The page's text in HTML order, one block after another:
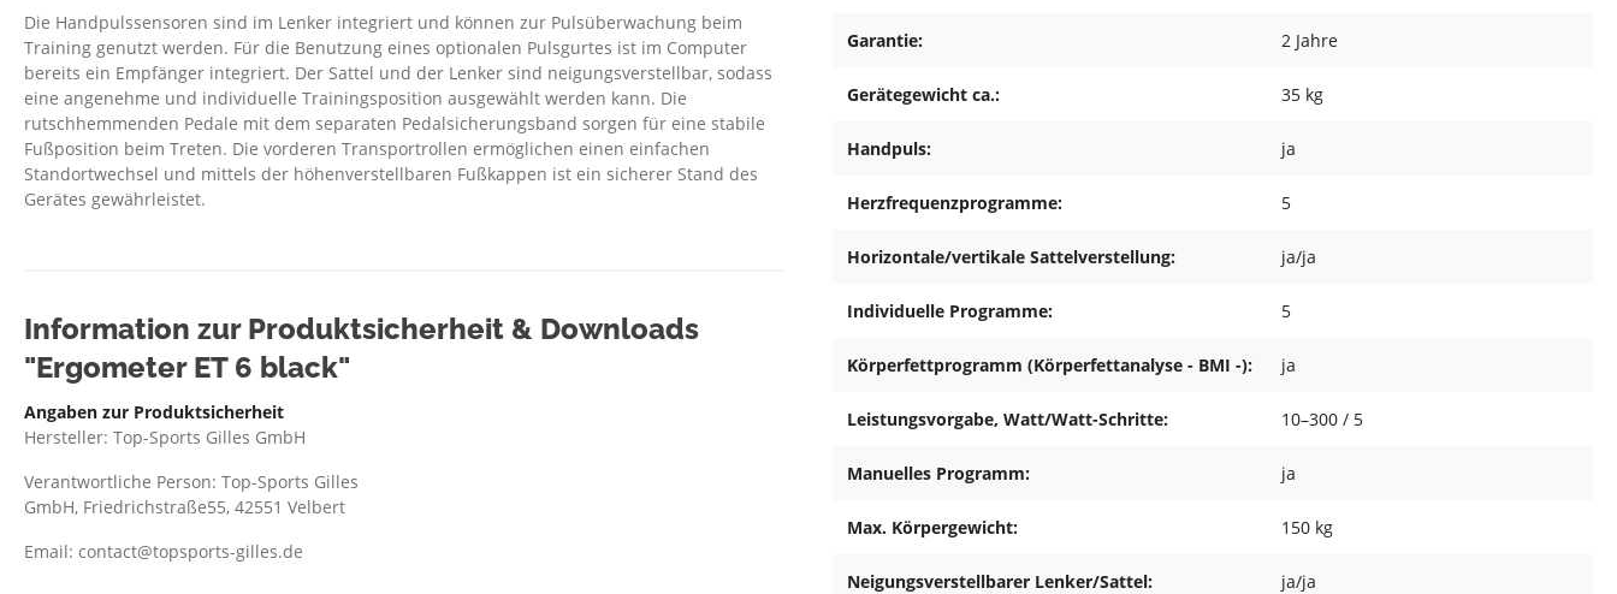
Die Handpulssensoren sind im Lenker integriert und können zur Pulsüberwachung beim
Training genutzt werden. Für die Benutzung eines optionalen Pulsgurtes ist im Computer
bereits ein Empfänger integriert. Der Sattel und der Lenker sind neigungsverstellbar, sodass
eine angenehme und individuelle Trainingsposition ausgewählt werden kann. Die
rutschhemmenden Pedale mit dem separaten Pedalsicherungsband sorgen für eine stabile
Fußposition beim Treten. Die vorderen Transportrollen ermöglichen einen einfachen
Standortwechsel und mittels der höhenverstellbaren Fußkappen ist ein sicherer Stand des
Gerätes gewährleistet.
Information zur Produktsicherheit & Downloads
"Ergometer ET 6 black"
Angaben zur Produktsicherheit
Hersteller: Top-Sports Gilles GmbH
Verantwortliche Person: Top-Sports Gilles
GmbH, Friedrichstraße55, 42551 Velbert
Email: contact@topsports-gilles.de
Garantie: 2 Jahre
Gerätegewicht ca.: 35 kg
Handpuls: ja
Herzfrequenzprogramme: 5
Horizontale/vertikale Sattelverstellung: ja/ja
Individuelle Programme: 5
Körperfettprogramm (Körperfettanalyse - BMI -): ja
Leistungsvorgabe, Watt/Watt-Schritte: 10–300 / 5
Manuelles Programm: ja
Max. Körpergewicht: 150 kg
Neigungsverstellbarer Lenker/Sattel: ja/ja